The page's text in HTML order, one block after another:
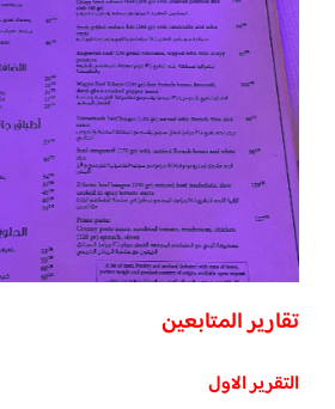
تقارير المتابعين
التقرير الاول